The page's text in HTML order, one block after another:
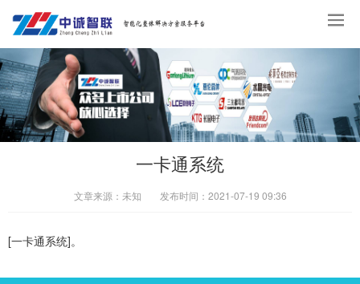
一卡通系统
文章来源： 未知 发布时间： 2021-07-19 09:36
[一卡通系统]。